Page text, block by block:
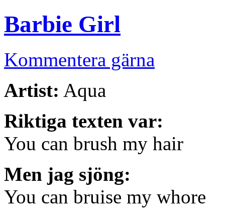
Barbie Girl
Kommentera gärna
Artist: Aqua
Riktiga texten var:
You can brush my hair
Men jag sjöng:
You can bruise my whore